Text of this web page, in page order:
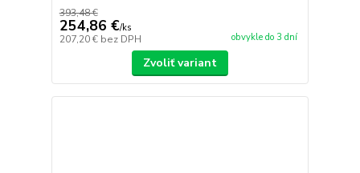
393,48 €
254,86 €/ks
207,20 € bez DPH obvykle do 3 dní
Zvoliť variant